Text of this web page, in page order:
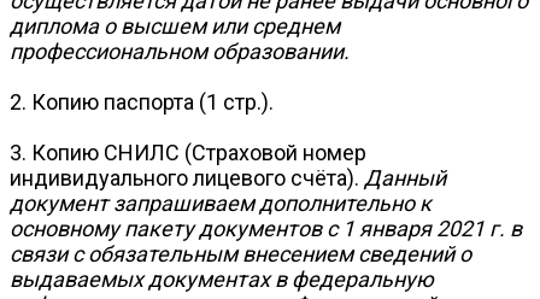
диплома о высшем или среднем
профессиональном образовании.
2. Копию паспорта (1 стр.).
3. Копию СНИЛС (Страховой номер
индивидуального лицевого счёта). Данный
документ запрашиваем дополнительно к
основному пакету документов с 1 января 2021 г. в
связи с обязательным внесением сведений о
выдаваемых документах в федеральную